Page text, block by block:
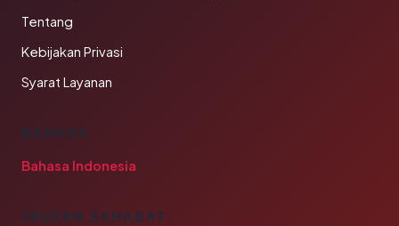
Tentang
Kebijakan Privasi
Syarat Layanan
BAHASA
Bahasa Indonesia
TAUTAN SAHABAT